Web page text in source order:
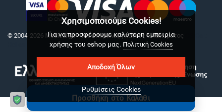
Προσθήκη στο Καλάθι
© 2004-2026 Medical.gr. - Με επιφύλαξη παντός δικαιώματος
Χρησιμοποιούμε Cookies!
Για να προσφέρουμε καλύτερη εμπειρία
χρήσης του eshop μας. Πολιτική Cookies
Αποδοχή Όλων
Ρυθμίσεις Cookies